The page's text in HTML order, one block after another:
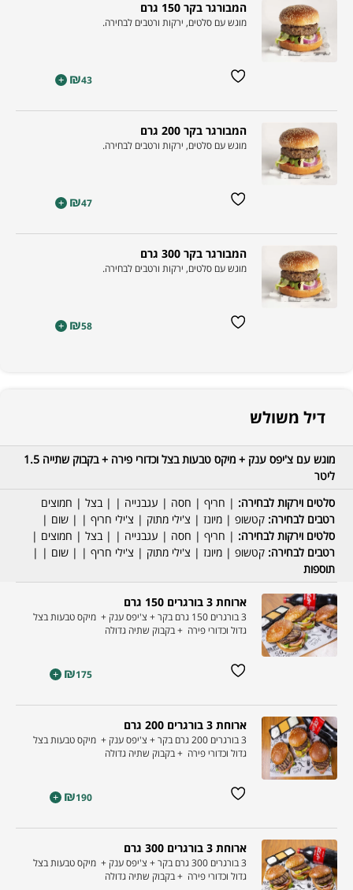
המבורגר בקר 150 גרם
מוגש עם סלטים, ירקות ורטבים לבחירה.
₪43
+
המבורגר בקר 200 גרם
מוגש עם סלטים, ירקות ורטבים לבחירה.
₪47
+
המבורגר בקר 300 גרם
מוגש עם סלטים, ירקות ורטבים לבחירה.
₪58
+
דיל משולש
מוגש עם צ'יפס ענק + מיקס טבעות בצל וכדורי פירה + בקבוק שתייה 1.5
ליטר
סלטים וירקות לבחירה: | חריף | חסה | עגבנייה | | בצל | חמוצים
רטבים לבחירה: קטשופ | מיונז | צ'ילי מתוק | צ'ילי חריף | | שום |
סלטים וירקות לבחירה: | חריף | חסה | עגבנייה | | בצל | חמוצים |
רטבים לבחירה: קטשופ | מיונז | צ'ילי מתוק | צ'ילי חריף | | שום | |
תוספות
ארוחת 3 בורגרים 150 גרם
3 בורגרים 150 גרם בקר + צ'יפס ענק + מיקס טבעות בצל
גדול וכדורי פירה + בקבוק שתיה גדולה
₪175
+
ארוחת 3 בורגרים 200 גרם
3 בורגרים 200 גרם בקר + צ'יפס ענק + מיקס טבעות בצל
גדול וכדורי פירה + בקבוק שתיה גדולה
₪190
+
ארוחת 3 בורגרים 300 גרם
3 בורגרים 300 גרם בקר + צ'יפס ענק + מיקס טבעות בצל
גדול וכדורי פירה + בקבוק שתיה גדולה